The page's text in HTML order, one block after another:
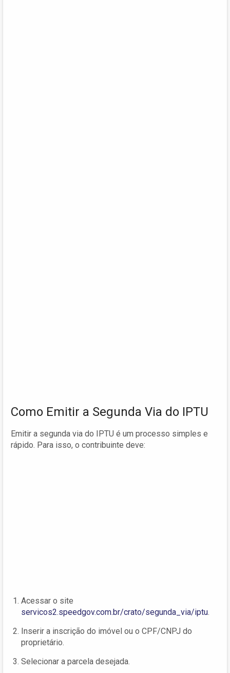
Como Emitir a Segunda Via do IPTU
Emitir a segunda via do IPTU é um processo simples e
rápido. Para isso, o contribuinte deve:
Acessar o site
servicos2.speedgov.com.br/crato/segunda_via/iptu.
Inserir a inscrição do imóvel ou o CPF/CNPJ do
proprietário.
Selecionar a parcela desejada.